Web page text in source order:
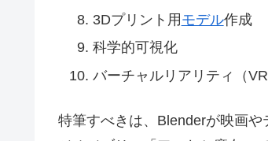
3Dプリント用 モデル作成
科学的可視化
バーチャルリアリティ（
特筆すべきは、Blenderが映画